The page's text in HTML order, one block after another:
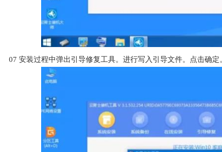
07 安装过程中弹出引导修复工具。进行写入引导文件。点击确定